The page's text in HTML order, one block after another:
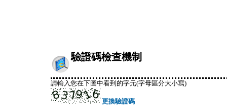
驗證碼檢查機制
請輸入您在下圖中看到的字元(字母區分大小寫)
更換驗證碼